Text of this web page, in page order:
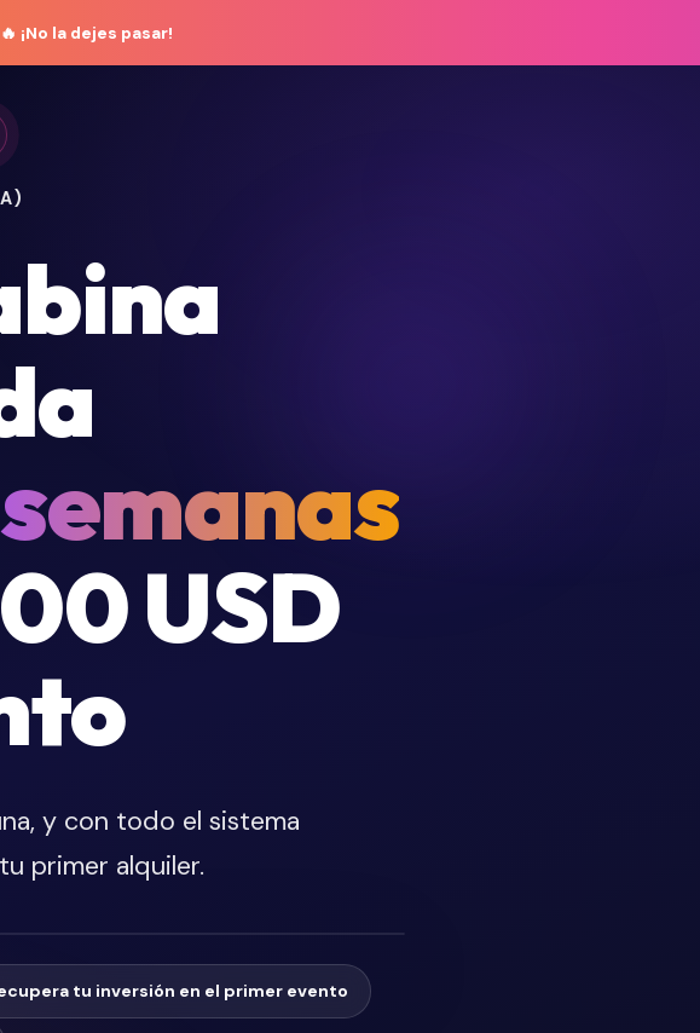
🔥 ¡No la dejes pasar!
USD
y con todo el sistema
primer alquiler.
tu inversión en el primer evento